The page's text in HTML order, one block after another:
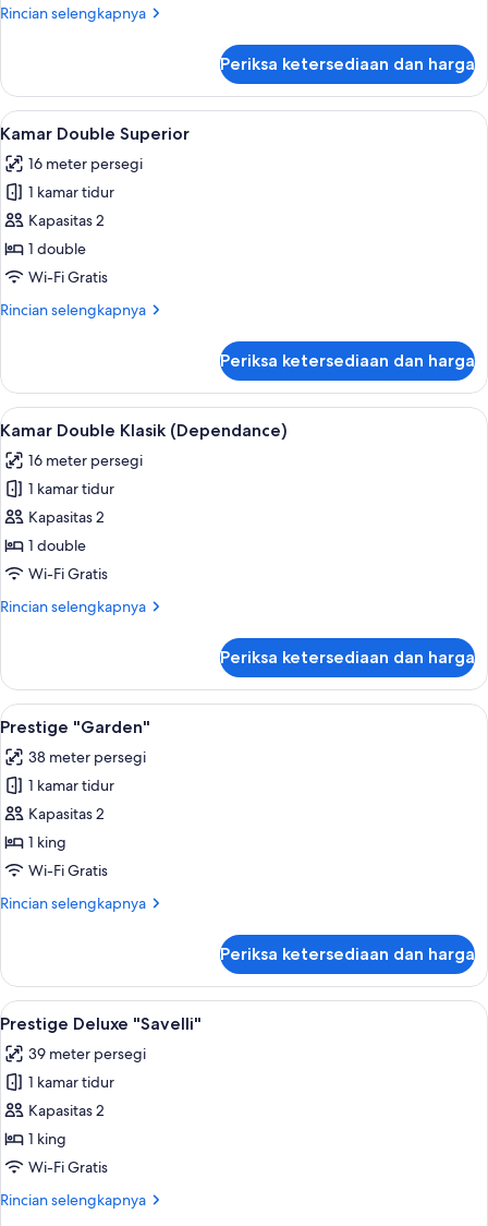
Rincian selengkapnya
Rincian
Kamar
Triple
Eksekutif
Periksa ketersediaan dan harga
Lihat
semua
foto
untuk
Kamar
Double
Superior
Minibar, brankas, meja kerja, dan Wi-
4
Kamar Double Superior
16 meter persegi
1 kamar tidur
Kapasitas 2
1 double
Wi-Fi Gratis
Rincian selengkapnya
Rincian
Kamar
Double
Superior
Periksa ketersediaan dan harga
Lihat
semua
foto
untuk
Kamar
Double
Klasik
Kamar Double Klasik (Dependance)
3
Kamar Double Klasik (Dependance)
16 meter persegi
1 kamar tidur
Kapasitas 2
1 double
Wi-Fi Gratis
Rincian selengkapnya
Rincian
Kamar
Double
Klasik
(Dependance)
Periksa ketersediaan dan harga
Lihat
semua
foto
untuk
Prestige
"Garden"
Prestige "Garden" | Minibar, brankas,
4
Prestige "Garden"
38 meter persegi
1 kamar tidur
Kapasitas 2
1 king
Wi-Fi Gratis
Rincian selengkapnya
Rincian
Prestige
"Garden"
Periksa ketersediaan dan harga
Lihat
semua
foto
untuk
Prestige
Deluxe
"Savelli"
Prestige Deluxe "Savelli" | Minibar,
3
Prestige Deluxe "Savelli"
39 meter persegi
1 kamar tidur
Kapasitas 2
1 king
Wi-Fi Gratis
Rincian selengkapnya
Rincian